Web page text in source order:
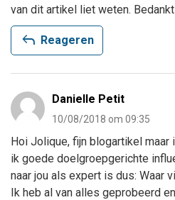
van dit artikel liet weten.
reply Reageren
Danielle Petit
10/08/2018 om 09:35
Hoi Jolique, fijn blogartikel
ik goede doelgroepgerichte
naar jou als expert is dus: Waar
Ik heb al van alles geprobeerd